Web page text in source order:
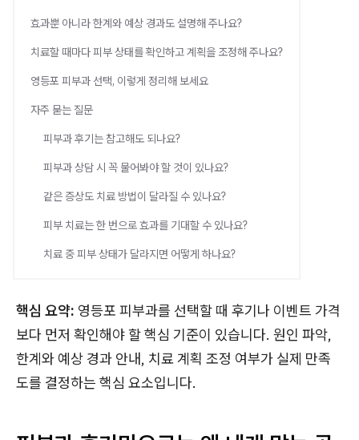
효과뿐 아니라 한계와 예상 경과도 설명해 주나요?
치료할 때마다 피부 상태를 확인하고 계획을 조정해 주나요?
영등포 피부과 선택, 이렇게 정리해 보세요
자주 묻는 질문
피부과 후기는 참고해도 되나요?
피부과 상담 시 꼭 물어봐야 할 것이 있나요?
같은 증상도 치료 방법이 달라질 수 있나요?
피부 치료는 한 번으로 효과를 기대할 수 있나요?
치료 중 피부 상태가 달라지면 어떻게 하나요?
핵심 요약: 영등포 피부과를 선택할 때 후기나 이벤트 가격
보다 먼저 확인해야 할 핵심 기준이 있습니다. 원인 파악,
한계와 예상 경과 안내, 치료 계획 조정 여부가 실제 만족
도를 결정하는 핵심 요소입니다.